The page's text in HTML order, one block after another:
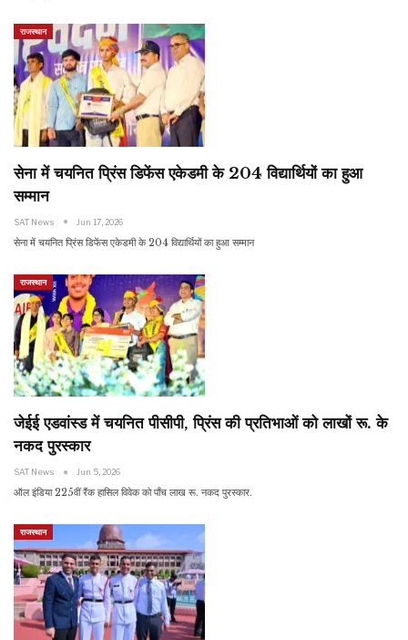
राजस्थान
सेना में चयनित प्रिंस डिफेंस एकेडमी के 204 विद्यार्थियों का हुआ
सम्मान
SAT News Jun 17, 2026
सेना में चयनित प्रिंस डिफेंस एकेडमी के 204 विद्यार्थियों का हुआ सम्मान
राजस्थान
जेईई एडवांस्ड में चयनित पीसीपी, प्रिंस की प्रतिभाओं को लाखों रू. के
नकद पुरस्कार
SAT News Jun 5, 2026
ऑल इंडिया 225वीं रैंक हासिल विवेक को पाँच लाख रू. नकद पुरस्कार.
राजस्थान